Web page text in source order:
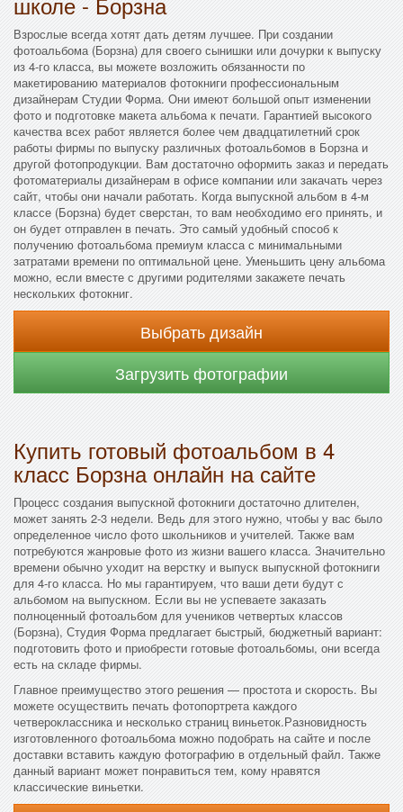
Взрослые всегда хотят дать детям лучшее. При создании
фотоальбома (Борзна) для своего сынишки или дочурки к выпуску
из 4-го класса, вы можете возложить обязанности по
макетированию материалов фотокниги профессиональным
дизайнерам Студии Форма. Они имеют большой опыт изменении
фото и подготовке макета альбома к печати. Гарантией высокого
качества всех работ является более чем двадцатилетний срок
работы фирмы по выпуску различных фотоальбомов в Борзна и
другой фотопродукции. Вам достаточно оформить заказ и передать
фотоматериалы дизайнерам в офисе компании или закачать через
сайт, чтобы они начали работать. Когда выпускной альбом в 4-м
классе (Борзна) будет сверстан, то вам необходимо его принять, и
он будет отправлен в печать. Это самый удобный способ к
получению фотоальбома премиум класса с минимальными
затратами времени по оптимальной цене. Уменьшить цену альбома
можно, если вместе с другими родителями закажете печать
нескольких фотокниг.
Выбрать дизайн
Загрузить фотографии
Купить готовый фотоальбом в 4
класс Борзна онлайн на сайте
Процесс создания выпускной фотокниги достаточно длителен,
может занять 2-3 недели. Ведь для этого нужно, чтобы у вас было
определенное число фото школьников и учителей. Также вам
потребуются жанровые фото из жизни вашего класса. Значительно
времени обычно уходит на верстку и выпуск выпускной фотокниги
для 4-го класса. Но мы гарантируем, что ваши дети будут с
альбомом на выпускном. Если вы не успеваете заказать
полноценный фотоальбом для учеников четвертых классов
(Борзна), Студия Форма предлагает быстрый, бюджетный вариант:
подготовить фото и приобрести готовые фотоальбомы, они всегда
есть на складе фирмы.
Главное преимущество этого решения — простота и скорость. Вы
можете осуществить печать фотопортрета каждого
четвероклассника и несколько страниц виньеток.Разновидность
изготовленного фотоальбома можно подобрать на сайте и после
доставки вставить каждую фотографию в отдельный файл. Также
данный вариант может понравиться тем, кому нравятся
классические виньетки.